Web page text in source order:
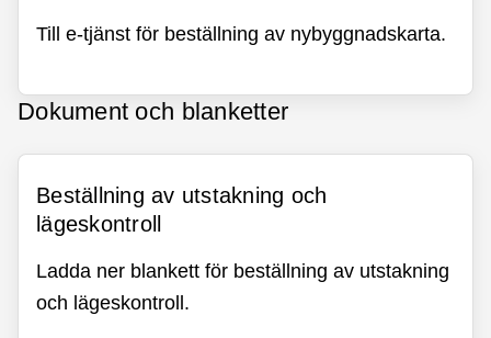
Till e-tjänst för beställning av nybyggnadskarta.
Dokument och blanketter
Beställning av utstakning och
lägeskontroll
Ladda ner blankett för beställning av utstakning
och lägeskontroll.